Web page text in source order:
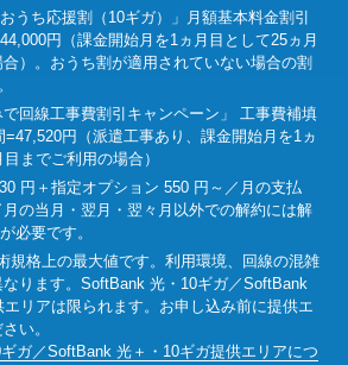
うち応援割（10ギガ）」月額基本料金割引
円（課金開始月を1ヵ月目として25ヵ月
）。おうち割が適用されていない場合の割
で回線工事費割引キャンペーン」 工事費補填
=47,520円（派遣工事あり、課金開始月を1ヵ
までご利用の場合）
円＋指定オプション 550 円～／月の支払
の当月・翌月・翌々月以外での解約には解
必要です。
規格上の最大値です。利用環境、回線の混雑
ります。SoftBank 光・10ギガ／SoftBank
リアは限られます。お申し込み前に提供エ
い。
ガ／SoftBank 光＋・10ギガ提供エリアにつ